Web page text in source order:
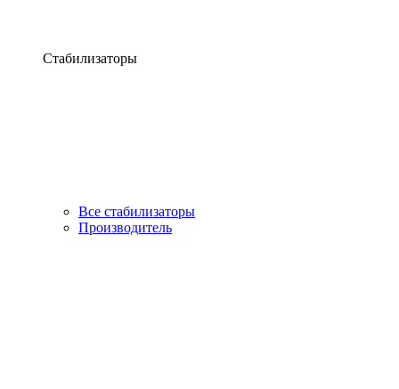
Стабилизаторы
Все стабилизаторы
Производитель